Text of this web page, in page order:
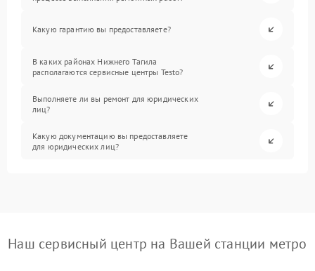
Какую гарантию вы предоставляете?
В каких районах Нижнего Тагила
располагаются сервисные центры Testo?
Выполняете ли вы ремонт для юридических
лиц?
Какую документацию вы предоставляете
для юридических лиц?
Наш сервисный центр на Вашей станции метро